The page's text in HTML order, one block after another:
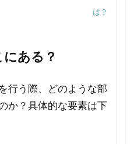
は？
ある？
行う際、どのような部
か？具体的な要素は下